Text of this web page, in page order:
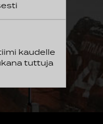
kaudelle
tuttuja